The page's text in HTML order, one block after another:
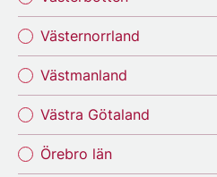
Västernorrland
Västmanland
Västra Götaland
Örebro län